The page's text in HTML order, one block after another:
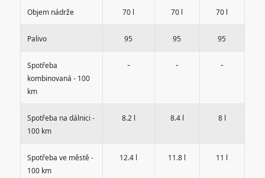
Objem nádrže 70 l 70 l 70 l
Palivo 95 95 95
Spotřeba
kombinovaná - 100
km
- - -
Spotřeba na dálnici -
100 km
8.2 l 8.4 l 8 l
Spotřeba ve městě -
100 km
12.4 l 11.8 l 11 l